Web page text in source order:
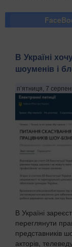
В Україні
шоуменів і
п’ятниця, 7
В Україні
переглянути
представників
акторів,